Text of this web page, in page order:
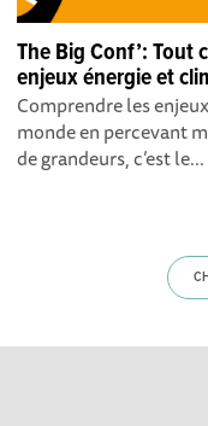
The Big Conf’: Tout
enjeux énergie et
Comprendre les
monde en percevant
de grandeurs, c’est le...